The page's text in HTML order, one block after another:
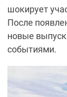
шокирует
После
новые
событиями.